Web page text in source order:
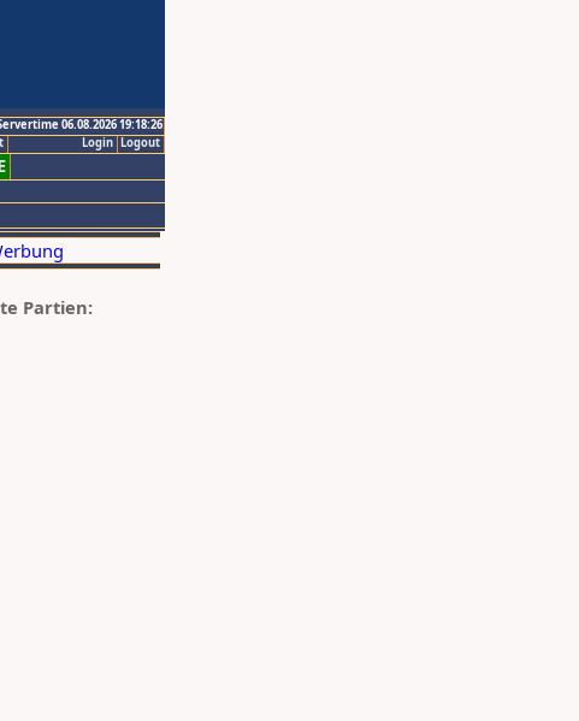
06.08.2026 19:18:26
Logout
Login
Partien: